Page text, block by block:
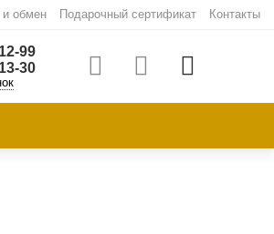
и обмен Подарочный сертификат Контакты
99
30